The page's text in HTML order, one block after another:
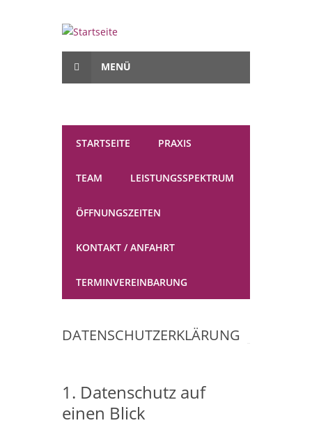
MENÜ
STARTSEITE PRAXIS
TEAM LEISTUNGSSPEKTRUM
ÖFFNUNGSZEITEN
KONTAKT / ANFAHRT
TERMINVEREINBARUNG
DATENSCHUTZERKLÄRUNG
1. Datenschutz auf
einen Blick